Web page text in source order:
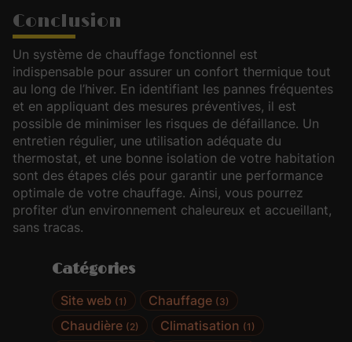
Catégories
Site web (1) Chauffage (3)
Chaudière (2) Climatisation (1)
Conclusion
Un système de chauffage fonctionnel est
indispensable pour assurer un confort thermique tout
au long de l’hiver. En identifiant les pannes fréquentes
et en appliquant des mesures préventives, il est
possible de minimiser les risques de défaillance. Un
entretien régulier, une utilisation adéquate du
thermostat, et une bonne isolation de votre habitation
sont des étapes clés pour garantir une performance
optimale de votre chauffage. Ainsi, vous pourrez
profiter d’un environnement chaleureux et accueillant,
sans tracas.